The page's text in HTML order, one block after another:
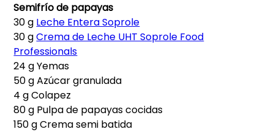
Semifrío de papayas
30 g Leche Entera Soprole
30 gCrema de Leche UHT Soprole Food
Professionals
24 g Yemas
50 g Azúcar granulada
4 g Colapez
80 g Pulpa de papayas cocidas
150 g Crema semi batida